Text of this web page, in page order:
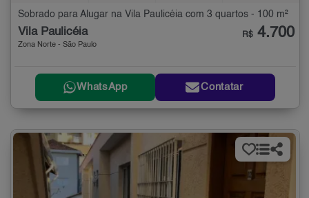
Sobrado para Alugar na Vila Paulicéia com 3 quartos - 100 m²
Vila Paulicéia
Zona Norte - São Paulo
R$ 4.700
WhatsApp Contatar